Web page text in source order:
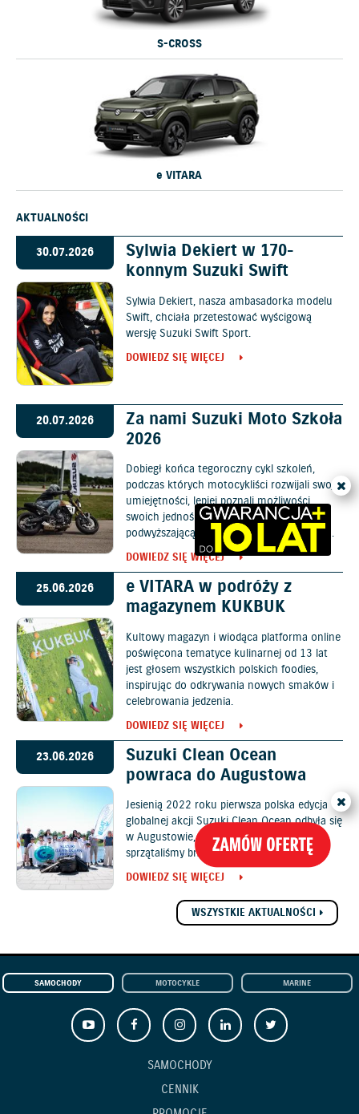
S-CROSS
e VITARA
AKTUALNOŚCI
30.07.2026
Sylwia Dekiert w 170-
konnym Suzuki Swift
Sylwia Dekiert, nasza ambasadorka modelu
Swift, chciała przetestować wyścigową
wersję Suzuki Swift Sport.
DOWIEDZ SIĘ WIĘCEJ
20.07.2026
Za nami Suzuki Moto Szkoła
2026
Dobiegł końca tegoroczny cykl szkoleń,
podczas których motocykliści rozwijali swoje
umiejętności, lepiej poznali możliwości
swoich jednośladów oraz zdobyli wiedzę
podwyższającą bezpieczeństwo na drogach.
DOWIEDZ SIĘ WIĘCEJ
25.06.2026
e VITARA w podróży z
magazynem KUKBUK
Kultowy magazyn i wiodąca platforma online
poświęcona tematyce kulinarnej od 13 lat
jest głosem wszystkich polskich foodies,
inspirując do odkrywania nowych smaków i
celebrowania jedzenia.
DOWIEDZ SIĘ WIĘCEJ
23.06.2026
Suzuki Clean Ocean
powraca do Augustowa
Jesienią 2022 roku pierwsza polska edycja
globalnej akcji Suzuki Clean Ocean odbyła się
w Augustowie, gdzie z młodzieżą szkolną
sprzątaliśmy brzeg jeziora Necko.
DOWIEDZ SIĘ WIĘCEJ
WSZYSTKIE AKTUALNOŚCI
SAMOCHODY MOTOCYKLE MARINE
SAMOCHODY
CENNIK